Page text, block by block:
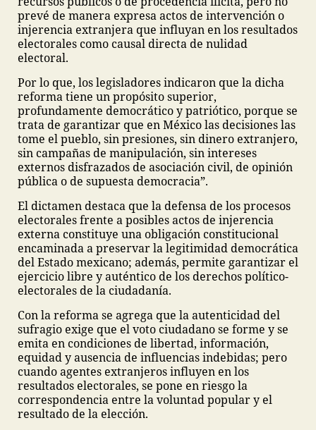
prevé de manera expresa actos de intervención o
injerencia extranjera que influyan en los resultados
electorales como causal directa de nulidad
electoral.
Por lo que, los legisladores indicaron que la dicha
reforma tiene un propósito superior,
profundamente democrático y patriótico, porque se
trata de garantizar que en México las decisiones las
tome el pueblo, sin presiones, sin dinero extranjero,
sin campañas de manipulación, sin intereses
externos disfrazados de asociación civil, de opinión
pública o de supuesta democracia”.
El dictamen destaca que la defensa de los procesos
electorales frente a posibles actos de injerencia
externa constituye una obligación constitucional
encaminada a preservar la legitimidad democrática
del Estado mexicano; además, permite garantizar el
ejercicio libre y auténtico de los derechos político-
electorales de la ciudadanía.
Con la reforma se agrega que la autenticidad del
sufragio exige que el voto ciudadano se forme y se
emita en condiciones de libertad, información,
equidad y ausencia de influencias indebidas; pero
cuando agentes extranjeros influyen en los
resultados electorales, se pone en riesgo la
correspondencia entre la voluntad popular y el
resultado de la elección.